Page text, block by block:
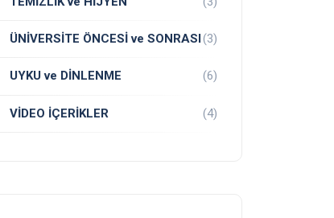
ÜNİVERSİTE ÖNCESİ ve SONRASI (3)
UYKU ve DİNLENME (6)
VİDEO İÇERİKLER (4)